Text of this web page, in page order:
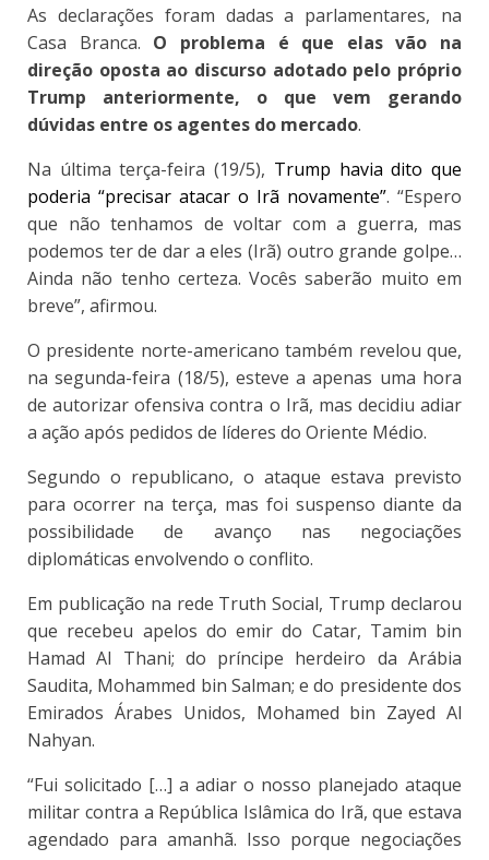
As declarações foram dadas a parlamentares, na
Casa Branca. O problema é que elas vão na
direção oposta ao discurso adotado pelo próprio
Trump anteriormente, o que vem gerando
dúvidas entre os agentes do mercado.
Na última terça-feira (19/5), Trump havia dito que
poderia “precisar atacar o Irã novamente”. “Espero
que não tenhamos de voltar com a guerra, mas
podemos ter de dar a eles (Irã) outro grande golpe…
Ainda não tenho certeza. Vocês saberão muito em
breve”, afirmou.
O presidente norte-americano também revelou que,
na segunda-feira (18/5), esteve a apenas uma hora
de autorizar ofensiva contra o Irã, mas decidiu adiar
a ação após pedidos de líderes do Oriente Médio.
Segundo o republicano, o ataque estava previsto
para ocorrer na terça, mas foi suspenso diante da
possibilidade de avanço nas negociações
diplomáticas envolvendo o conflito.
Em publicação na rede Truth Social, Trump declarou
que recebeu apelos do emir do Catar, Tamim bin
Hamad Al Thani; do príncipe herdeiro da Arábia
Saudita, Mohammed bin Salman; e do presidente dos
Emirados Árabes Unidos, Mohamed bin Zayed Al
Nahyan.
“Fui solicitado […] a adiar o nosso planejado ataque
militar contra a República Islâmica do Irã, que estava
agendado para amanhã. Isso porque negociações